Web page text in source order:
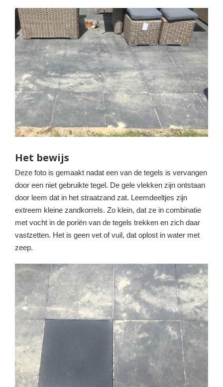
Het bewijs
Deze foto is gemaakt nadat een van de tegels is vervangen
door een niet gebruikte tegel. De gele vlekken zijn ontstaan
door leem dat in het straatzand zat. Leemdeeltjes zijn
extreem kleine zandkorrels. Zo klein, dat ze in combinatie
met vocht in de poriën van de tegels trekken en zich daar
vastzetten. Het is geen vet of vuil, dat oplost in water met
zeep.